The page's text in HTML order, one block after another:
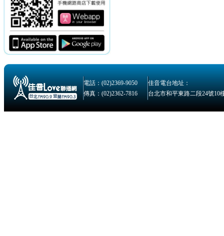
電話：(02)2369-9050
佳音電台地址：
傳真：(02)2362-7816
台北市和平東路二段24號10